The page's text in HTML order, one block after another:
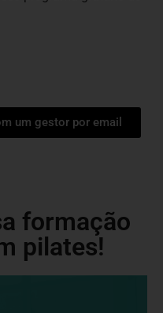
um gestor por email
formação
pilates!